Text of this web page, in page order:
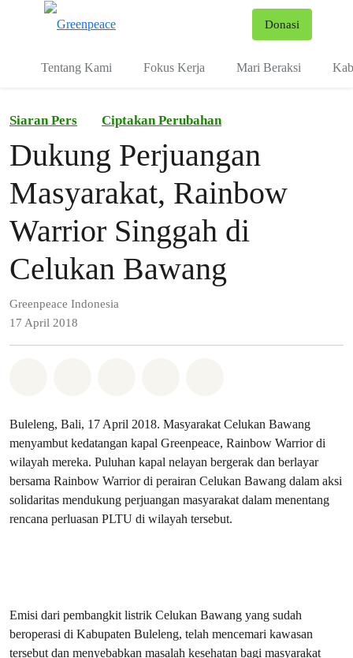
Donasi
Tentang Kami Fokus Kerja Mari Beraksi
Siaran Pers Ciptakan Perubahan
Dukung Perjuangan
Masyarakat, Rainbow
Warrior Singgah di
Celukan Bawang
Greenpeace Indonesia
17 April 2018
Buleleng, Bali, 17 April 2018. Masyarakat Celukan Bawang
menyambut kedatangan kapal Greenpeace, Rainbow Warrior di
wilayah mereka. Puluhan kapal nelayan bergerak dan berlayar
bersama Rainbow Warrior di perairan Celukan Bawang dalam aksi
solidaritas mendukung perjuangan masyarakat dalam menentang
rencana perluasan PLTU di wilayah tersebut.
Emisi dari pembangkit listrik Celukan Bawang yang sudah
beroperasi di Kabupaten Buleleng, telah mencemari kawasan
tersebut dan menyebabkan masalah kesehatan bagi masyarakat